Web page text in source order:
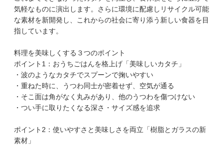
気軽なものに演出します。さらに環境に配慮しリサイクル可能
な素材を新開発し、これからの社会に寄り添う新しい食器を目
指しています。
料理を美味しくする３つのポイント
ポイント1：おうちごはんを格上げ「美味しいカタチ」
・波のようなカタチでスプーンで掬いやすい
・重ねた時に、うつわ同士が密着せず、空気が通る
・そこ面は角がなく丸みがあり、他のうつわを傷つけない
・つい手に取りたくなる深さ・サイズ感を追求
ポイント2：使いやすさと美味しさを両立「樹脂とガラスの新
素材」